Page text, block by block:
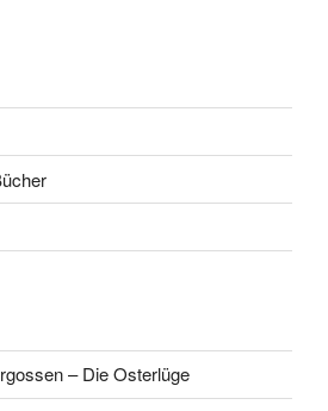
– Die Osterlüge